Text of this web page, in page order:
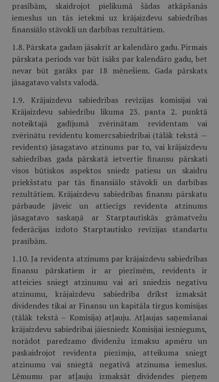
prasībām, skaidrojot pielikumā šādas atkāpšanās
iemeslus un tās ietekmi uz krājaizdevu sabiedrības
finansiālo stāvokli un darbības rezultātiem.
1.8. Pārskata gadam jāsakrīt ar kalendāro gadu. Pirmais
pārskata periods var būt īsāks par kalendāro gadu, bet
nevar būt garāks par 18 mēnešiem. Gada pārskats
jāsagatavo valsts valodā.
1.9. Krājaizdevu sabiedrības revīzijas komisijai vai
Krājaizdevu sabiedrību likuma 23. panta 2. punktā
noteiktajā gadījumā zvērinātam revidentam vai
zvērinātu revidentu komercsabiedrībai (tālāk tekstā —
revidents) jāsagatavo atzinums par to, vai krājaizdevu
sabiedrības gada pārskatā ietvertie finansu pārskati
visos būtiskos aspektos sniedz patiesu un skaidru
priekšstatu par tās finansiālo stāvokli un darbības
rezultātiem. Krājaizdevu sabiedrības finansu pārskatu
pārbaude jāveic un attiecīgs revidenta atzinums
jāsagatavo saskaņā ar Starptautiskās grāmatvežu
federācijas izdoto Starptautisko revīzijas standartu
prasībām.
1.10. Ja revidenta atzinums par krājaizdevu sabiedrības
finansu pārskatiem ir ar piezīmēm, revidents ir
atteicies sniegt atzinumu vai arī sniedzis negatīvu
atzinumu, krājaizdevu sabiedrība drīkst izmaksāt
dividendes tikai ar Finansu un kapitāla tirgus komisijas
(tālāk tekstā – Komisija) atļauju. Atļaujas saņemšanai
krājaizdevu sabiedrībai jāiesniedz Komisijai iesniegums,
norādot paredzamo dividenžu izmaksu apmēru un
paskaidrojot revidenta piezīmju, atteikuma sniegt
atzinumu vai sniegtā negatīvā atzinuma iemeslus.
Lēmumu par atļauju izmaksāt dividendes pieņem